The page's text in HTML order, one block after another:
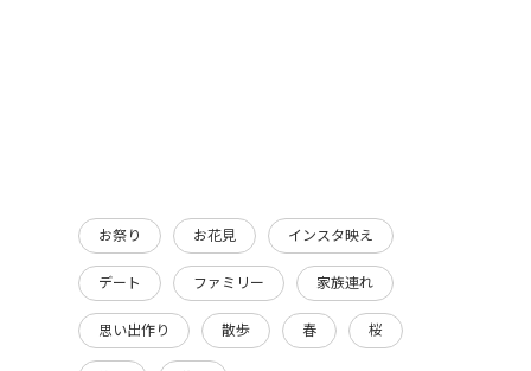
お祭り お花見 インスタ映え
デート ファミリー 家族連れ
思い出作り 散歩 春 桜